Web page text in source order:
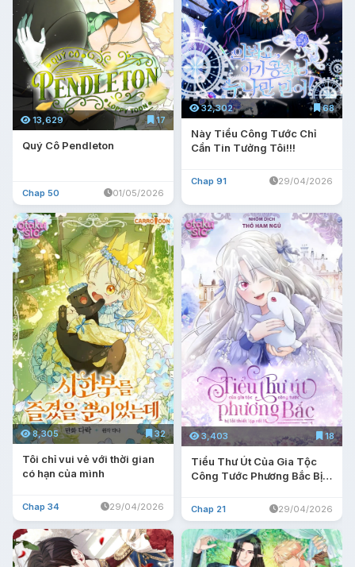
13,629 17
Quý Cô Pendleton
Chap 50 01/05/2026
32,302 68
Này Tiểu Công Tước Chỉ
Cần Tin Tưởng Tôi!!!
Chap 91 29/04/2026
8,305 32
Tôi chỉ vui vẻ với thời gian
có hạn của mình
Chap 34 29/04/2026
3,403 18
Tiểu Thư Út Của Gia Tộc
Công Tước Phương Bắc Bị
Chap 21 29/04/2026